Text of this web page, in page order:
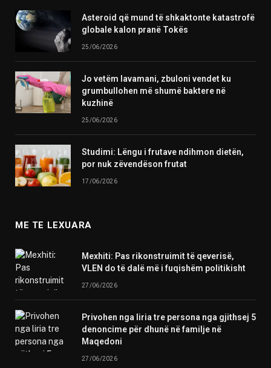
Asteroid që mund të shkaktonte katastrofë
globale kalon pranë Tokës
25/06/2026
Jo vetëm lavamani, zbuloni vendet ku
grumbullohen më shumë baktere në
kuzhinë
25/06/2026
Studimi: Lëngu i frutave ndihmon dietën,
por nuk zëvendëson frutat
17/06/2026
ME TE LEXUARA
Mexhiti: Pas rikonstruimit të qeverisë,
VLEN do të dalë më i fuqishëm politikisht
27/06/2026
Privohen nga liria tre persona nga gjithsej 5
denoncime për dhunë në familje në
Maqedoni
27/06/2026